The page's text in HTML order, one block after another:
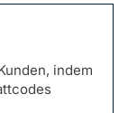
indem